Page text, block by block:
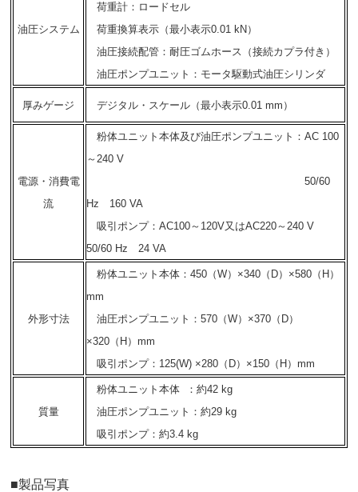
油圧システム
荷重計：ロードセル
荷重換算表示（最小表示0.01 kN）
油圧接続配管：耐圧ゴムホース（接続カプラ付き）
油圧ポンプユニット：モータ駆動式油圧シリンダ
厚みゲージ デジタル・スケール（最小表示0.01 mm）
電源・消費電
流
粉体ユニット本体及び油圧ポンプユニット ：AC 100
～240 V
50/60
Hz 160 VA
吸引ポンプ：AC100～120V又はAC220～240 V
50/60 Hz 24 VA
外形寸法
粉体ユニット本体：450（W）×340（D）×580（H）
mm
油圧ポンプユニット：570（W）×370（D）
×320（H）mm
吸引ポンプ：125(W) ×280（D）×150（H）mm
質量
粉体ユニット本体 ：約42 kg
油圧ポンプユニット：約29 kg
吸引ポンプ：約3.4 kg
■製品写真